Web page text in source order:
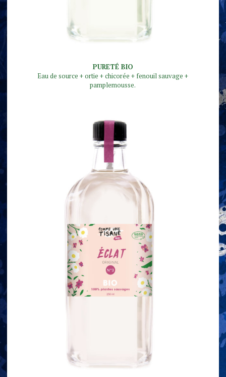
PURETÉ BIO
Eau de source + ortie + chicorée + fenouil sauvage +
pamplemousse.